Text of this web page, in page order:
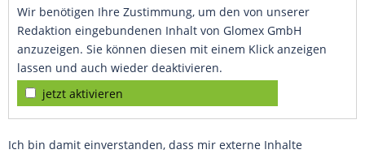
Wir benötigen Ihre Zustimmung, um den von unserer
Redaktion eingebundenen Inhalt von Glomex GmbH
anzuzeigen. Sie können diesen mit einem Klick anzeigen
lassen und auch wieder deaktivieren.
jetzt aktivieren
Ich bin damit einverstanden, dass mir externe Inhalte